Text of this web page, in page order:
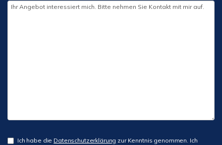
Ich habe die Datenschutzerklärung zur Kenntnis genommen. Ich